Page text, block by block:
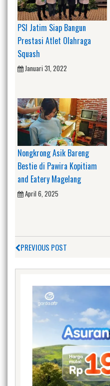
PSI Jatim Siap Bangun
Prestasi Atlet Olahraga
Squash
Januari 31, 2022
Nongkrong Asik Bareng
Bestie di Pawira Kopitiam
and Eatery Magelang
April 6, 2025
PREVIOUS POST